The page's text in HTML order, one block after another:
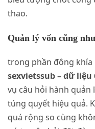
thao.
Quản lý vốn cũng
trong phần đông khía
sexvietssub – dữ liệu
vụ câu hỏi hành
túng quyết hiệu quả.
quá rộng so cùng